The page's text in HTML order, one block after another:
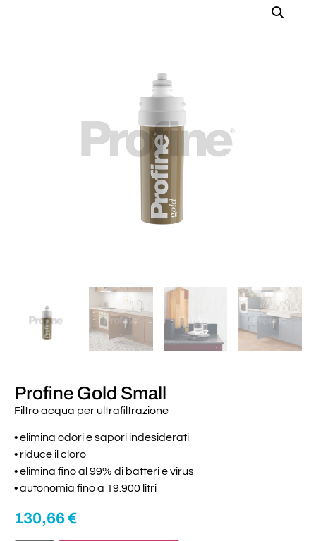
Profine Gold Small
Filtro acqua per ultrafiltrazione
• elimina odori e sapori indesiderati
• riduce il cloro
• elimina fino al 99% di batteri e virus
• autonomia fino a 19.900 litri
130,66€